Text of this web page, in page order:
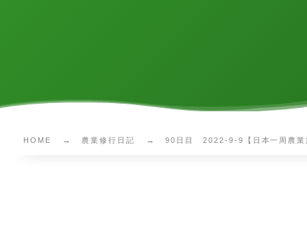
HOME 農業修行日記 90日目 2022-9-9【日本一周農業